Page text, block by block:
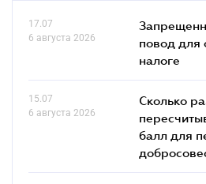
17.07
6 августа 2026
повод для
налоге
15.07
6 августа 2026
Сколько
балл для